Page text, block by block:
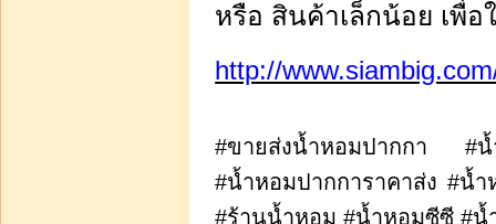
หรือ สินค้าเล็กน้อย เพื่
http://
#ขายส่งน้ำหอมปากกา #
#น้ำหอมปากการาคาส่ง #น้ำ
#ร้านน้ำหอม #น้ำหอมซีซี #น้